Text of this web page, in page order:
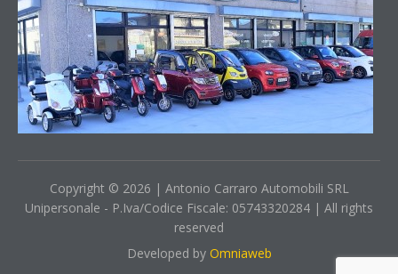
Copyright © 2026 | Antonio Carraro Automobili SRL
Unipersonale - P.Iva/Codice Fiscale: 05743320284 | All rights
reserved
Developed by Omniaweb